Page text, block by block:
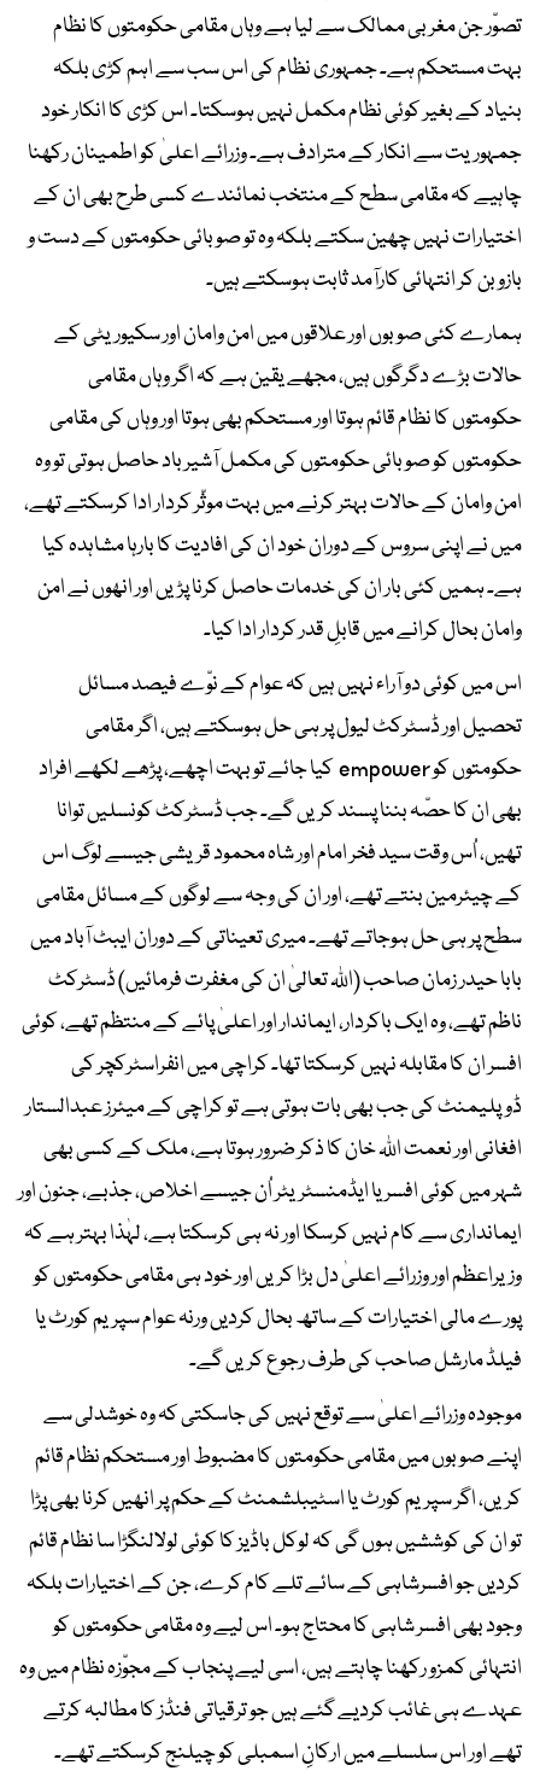
تصوّر جن مغربی ممالک سے لیا ہے وہاں مقامی حکومتوں کا نظام
بہت مستحکم ہے۔ جمہوری نظام کی اس سب سے اہم کڑی بلکہ
بنیاد کے بغیر کوئی نظام مکمل نہیں ہوسکتا۔ اس کڑی کا انکار خود
جمہوریت سے انکار کے مترادف ہے۔ وزرائے اعلیٰ کو اطمینان رکھنا
چاہیے کہ مقامی سطح کے منتخب نمائندے کسی طرح بھی ان کے
اختیارات نہیں چھین سکتے بلکہ وہ تو صوبائی حکومتوں کے دست و
بازو بن کر انتہائی کارآمد ثابت ہوسکتے ہیں۔
ہمارے کئی صوبوں اور علاقوں میں امن وامان اور سکیوریٹی کے
حالات بڑے دگرگوں ہیں، مجھے یقین ہے کہ اگر وہاں مقامی
حکومتوں کا نظام قائم ہوتا اور مستحکم بھی ہوتا اور وہاں کی مقامی
حکومتوں کو صوبائی حکومتوں کی مکمل آشیرباد حاصل ہوتی تو وہ
امن وامان کے حالات بہتر کرنے میں بہت موثّر کردار ادا کرسکتے تھے،
میں نے اپنی سروس کے دوران خود ان کی افادیت کا بارہا مشاہدہ کیا
ہے۔ ہمیں کئی بار ان کی خدمات حاصل کرنا پڑیں اور انھوں نے امن
وامان بحال کرانے میں قابلِ قدر کردار ادا کیا۔
اس میں کوئی دو آراء نہیں ہیں کہ عوام کے نوّے فیصد مسائل
تحصیل اور ڈسٹرکٹ لیول پر ہی حل ہوسکتے ہیں، اگر مقامی
حکومتوں کو empower کیا جائے تو بہت اچھے، پڑھے لکھے افراد
بھی ان کا حصّہ بننا پسند کریں گے۔ جب ڈسٹرکٹ کونسلیں توانا
تھیں، اُس وقت سید فخر امام اور شاہ محمود قریشی جیسے لوگ اس
کے چیئرمین بنتے تھے، اور ان کی وجہ سے لوگوں کے مسائل مقامی
سطح پر ہی حل ہوجاتے تھے۔ میری تعیناتی کے دوران ایبٹ آباد میں
بابا حیدر زمان صاحب (اللہ تعالیٰ ان کی مغفرت فرمائیں) ڈسٹرکٹ
ناظم تھے، وہ ایک باکردار، ایماندار اور اعلیٰ پائے کے منتظم تھے، کوئی
افسر ان کا مقابلہ نہیں کرسکتا تھا۔ کراچی میں انفراسٹرکچر کی
ڈوپلیمنٹ کی جب بھی بات ہوتی ہے تو کراچی کے میئرز عبدالستار
افغانی اور نعمت اللہ خان کا ذکر ضرور ہوتا ہے، ملک کے کسی بھی
شہر میں کوئی افسر یا ایڈمنسٹریٹر اُن جیسے اخلاص، جذبے، جنون اور
ایمانداری سے کام نہیں کرسکا اور نہ ہی کرسکتا ہے، لہٰذا بہتر ہے کہ
وزیراعظم اور وزرائے اعلیٰ دل بڑا کریں اور خود ہی مقامی حکومتوں کو
پورے مالی اختیارات کے ساتھ بحال کردیں ورنہ عوام سپریم کورٹ یا
فیلڈ مارشل صاحب کی طرف رجوع کریں گے۔
موجودہ وزرائے اعلیٰ سے توقع نہیں کی جاسکتی کہ وہ خوشدلی سے
اپنے صوبوں میں مقامی حکومتوں کا مضبوط اور مستحکم نظام قائم
کریں، اگر سپریم کورٹ یا اسٹیبلشمنٹ کے حکم پر انھیں کرنا بھی پڑا
تو ان کی کوششیں ہوں گی کہ لوکل باڈیز کا کوئی لولالنگڑا سا نظام قائم
کردیں جو افسرشاہی کے سائے تلے کام کرے، جن کے اختیارات بلکہ
وجود بھی افسر شاہی کا محتاج ہو۔ اس لیے وہ مقامی حکومتوں کو
انتہائی کمزو رکھنا چاہتے ہیں، اسی لیے پنجاب کے مجوّزہ نظام میں وہ
عہدے ہی غائب کردیے گئے ہیں جو ترقیاتی فنڈز کا مطالبہ کرتے
تھے اور اس سلسلے میں ارکانِ اسمبلی کو چیلنج کرسکتے تھے۔